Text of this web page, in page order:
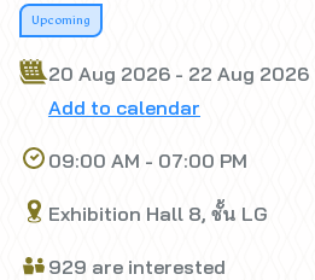
Upcoming
20 Aug 2026 - 22 Aug 2026
Add to calendar
09:00 AM - 07:00 PM
Exhibition Hall 8, ชั้น LG
929 are interested